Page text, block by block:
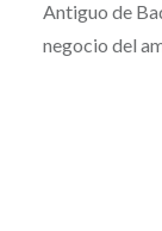
Antiguo de
negocio del